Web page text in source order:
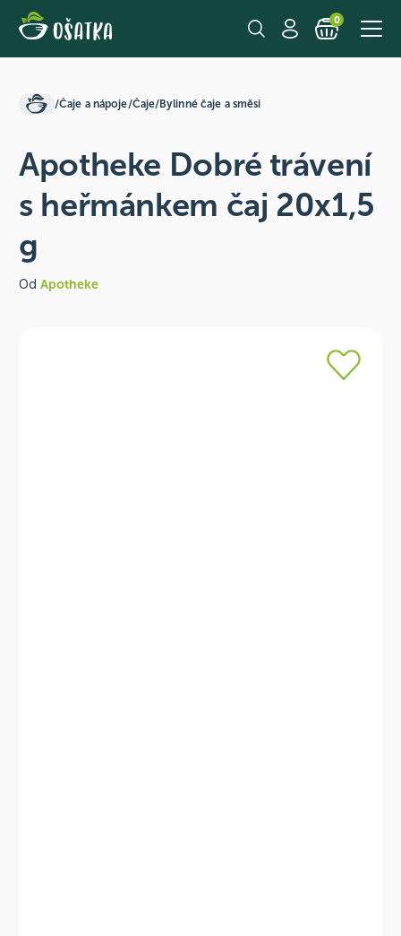
0
/Čaje a nápoje/Čaje/Bylinné čaje a směsi
Apotheke Dobré trávení
s heřmánkem čaj 20x1,5
g
Od Apotheke